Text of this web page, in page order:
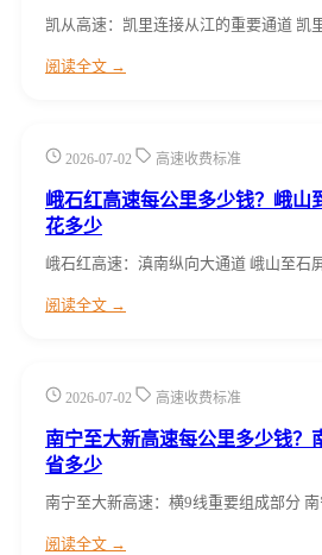
凯从高速：凯里连接从江的重要通道 凯
阅读全文 →
2026-07-02 高速收费标准
峨石红高速每公里多少钱？峨山
花多少
峨石红高速：滇南纵向大通道 峨山至石
阅读全文 →
2026-07-02 高速收费标准
南宁至大新高速每公里多少钱？
省多少
南宁至大新高速：横9线重要组成部分
阅读全文 →